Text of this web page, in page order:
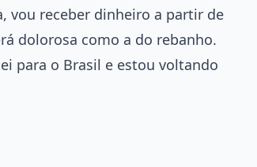
vou receber dinheiro a partir de
dolorosa como a do rebanho.
para o Brasil e estou voltando